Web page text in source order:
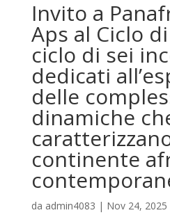
Invito a
Aps al Ciclo
ciclo di sei
dedicati
delle
dinamiche
continente
da admin4083 | Nov 24, 2025